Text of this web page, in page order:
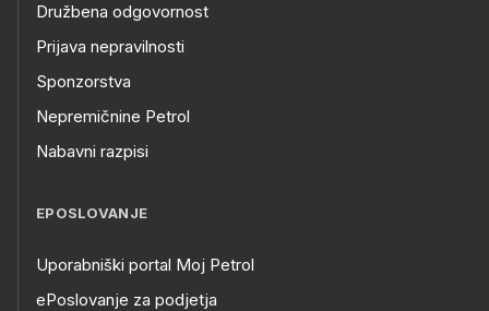
Družbena odgovornost
Prijava nepravilnosti
Sponzorstva
Nepremičnine Petrol
Nabavni razpisi
EPOSLOVANJE
Uporabniški portal Moj Petrol
ePoslovanje za podjetja